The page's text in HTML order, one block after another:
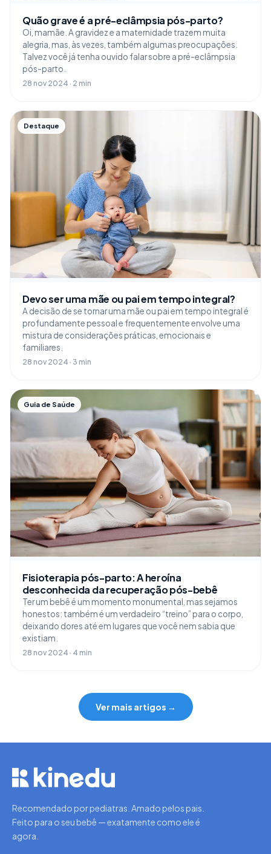
Quão grave é a pré-eclâmpsia pós-parto?
Oi, mamãe. A gravidez e a maternidade trazem muita
alegria, mas, às vezes, também algumas preocupações.
Talvez você já tenha ouvido falar sobre a pré-eclâmpsia
pós-parto.
28 nov 2024 · 2 min
Destaque
Devo ser uma mãe ou pai em tempo integral?
A decisão de se tornar uma mãe ou pai em tempo integral é
profundamente pessoal e frequentemente envolve uma
mistura de considerações práticas, emocionais e
familiares.
28 nov 2024 · 3 min
Guia de Saúde
Fisioterapia pós-parto: A heroína
desconhecida da recuperação pós-bebê
Ter um bebê é um momento monumental, mas sejamos
honestos: também é um verdadeiro “treino” para o corpo,
deixando dores até em lugares que você nem sabia que
existiam.
28 nov 2024 · 4 min
Ver mais artigos →
Recomendado por pediatras. Amado pelos pais.
Feito para o seu bebê — exatamente como ele é
agora.